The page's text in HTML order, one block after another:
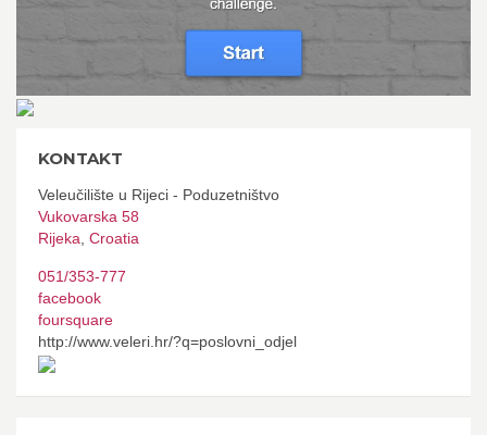
KONTAKT
Veleučilište u Rijeci - Poduzetništvo
Vukovarska 58
Rijeka Croatia
051/353-777
facebook
foursquare
http://www.veleri.hr/?q=poslovni_odjel